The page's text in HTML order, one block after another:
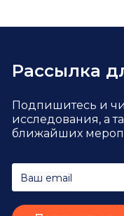
Рассылка
Подпишитесь и
исследования, а
ближайших
Ваш email